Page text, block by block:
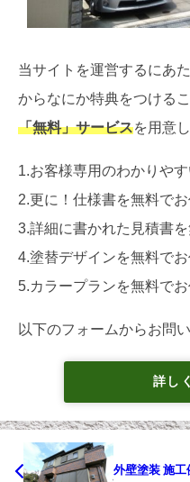
当サイトを運営するにあ
からなにか特典をつける
「無料」サービスを用意
1.お客様専用のわかりや
2.更に！仕様書を無料でお
3.詳細に書かれた見積書を
4.塗替デザインを無料でお
5.カラープランを無料でお
以下のフォームからお問
詳し
外壁塗装 施工